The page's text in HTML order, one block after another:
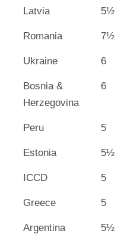
Latvia 5½
Romania 7½
Ukraine 6
Bosnia &
Herzegovina
6
Peru 5
Estonia 5½
ICCD 5
Greece 5
Argentina 5½